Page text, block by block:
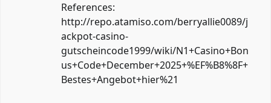
References:
http://repo.atamiso.com/berryallie0089/j
ackpot-casino-
gutscheincode1999/wiki/N1+Casino+Bon
us+Code+December+2025+%EF%B8%8F+
Bestes+Angebot+hier%21